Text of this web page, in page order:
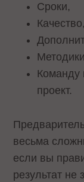
Сроки,
Качество,
Команду
проект.
весьма
если вы
результат не